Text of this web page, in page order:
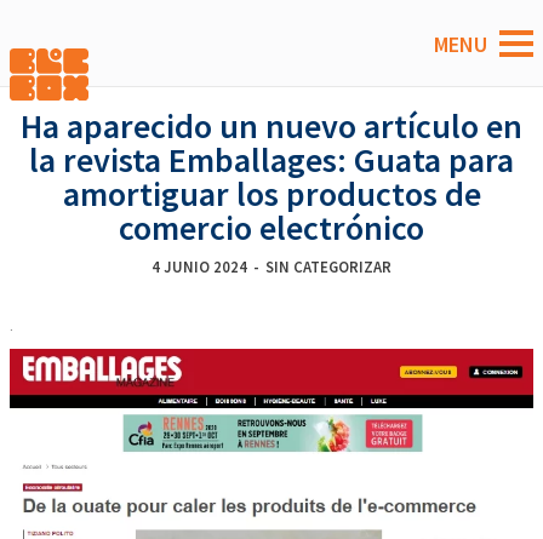
Ha aparecido un nuevo artículo en
la revista Emballages: Guata para
amortiguar los productos de
comercio electrónico
4 JUNIO 2024 - SIN CATEGORIZAR
.